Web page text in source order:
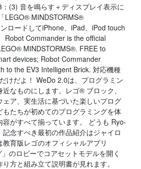
(3) 音を鳴らす＋ディスプレイ表示に
LEGO® MINDSTORMS®
ロードしてiPhone、iPad、iPod touch
‎Robot Commander is the official
MINDSTORMS®. FREE to
devices; Robot Commander
to the EV3 Intelligent Brick. 対応機種
けだよ！ WeDo 2.0は、プログラミン
なものにします。レゴ® ブロック、
ア、実生活に基づいた楽しいプログ
もたちが初めてのプログラミングを体
がすべて揃っています。 どうも Ryo-
念すべき最初の作品紹介はジャイロ
育版レゴのオフィシャルアプリ
」のロビーでコアセットモデルを開く
方と組み立て説明書が見れます。